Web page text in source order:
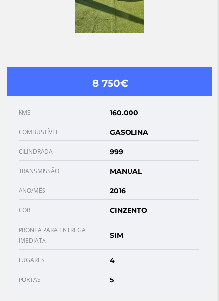
8 750€
KMS 160.000
COMBUSTÍVEL GASOLINA
CILINDRADA 999
TRANSMISSÃO MANUAL
ANO/MÊS 2016
COR CINZENTO
PRONTA PARA ENTREGA
IMEDIATA
SIM
LUGARES 4
PORTAS 5